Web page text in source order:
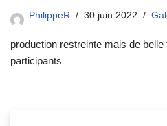
PhilippeR 30 juin 2022
production restreinte mais de
participants